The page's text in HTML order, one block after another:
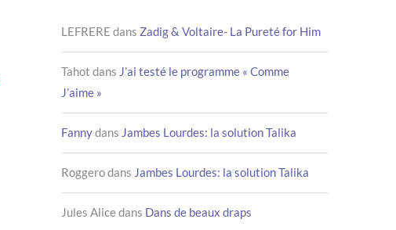
LEFRERE dans Zadig & Voltaire- La Pureté for Him
Tahot dans J’ai testé le programme « Comme
J’aime »
Fannydans Jambes Lourdes: la solution Talika
Roggerodans Jambes Lourdes: la solution Talika
Jules Alicedans Dans de beaux draps